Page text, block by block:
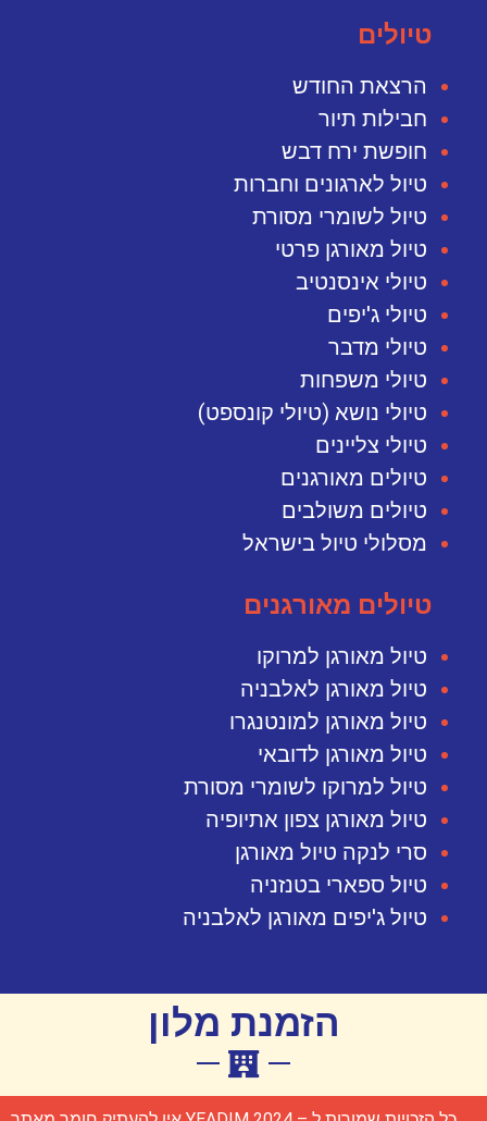
טיולים
הרצאת החודש
חבילות תיור
חופשת ירח דבש
טיול לארגונים וחברות
טיול לשומרי מסורת
טיול מאורגן פרטי
טיולי אינסנטיב
טיולי ג'יפים
טיולי מדבר
טיולי משפחות
טיולי נושא (טיולי קונספט)
טיולי צליינים
טיולים מאורגנים
טיולים משולבים
מסלולי טיול בישראל
טיולים מאורגנים
טיול מאורגן למרוקו
טיול מאורגן לאלבניה
טיול מאורגן למונטנגרו
טיול מאורגן לדובאי
טיול למרוקו לשומרי מסורת
טיול מאורגן צפון אתיופיה
סרי לנקה טיול מאורגן
טיול ספארי בטנזניה
טיול ג'יפים מאורגן לאלבניה
הזמנת מלון